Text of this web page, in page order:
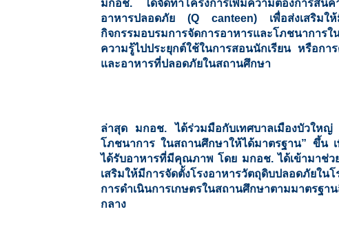
มกอช. ได้จัดทำโครงการเพิ่มความต้องการสิน
อาหารปลอดภัย (Q canteen) เพื่อส่งเสริมให้
กิจกรรมอบรมการจัดการอาหารและโภชนาการ
ความรู้ไปประยุกต์ใช้ในการสอนนักเรียน หรือกา
และอาหารที่ปลอดภัยในสถานศึกษา
ล่าสุด มกอช. ได้ร่วมมือกับเทศบาลเมืองบัวให
โภชนาการ ในสถานศึกษาให้ได้มาตรฐาน” ขึ้น
ได้รับอาหารที่มีคุณภาพ โดย มกอช. ได้เข้ามาช่ว
เสริมให้มีการจัดตั้งโรงอาหารวัตถุดิบปลอดภัยใน
การดำเนินการเกษตรในสถานศึกษาตามมาตรฐา
กลาง